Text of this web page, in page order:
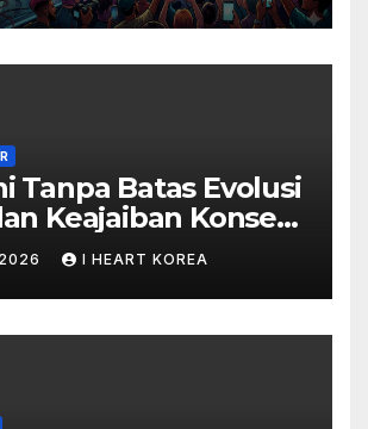
Tanpa Batas Evolusi
Keajaiban Konser
I HEART KOREA